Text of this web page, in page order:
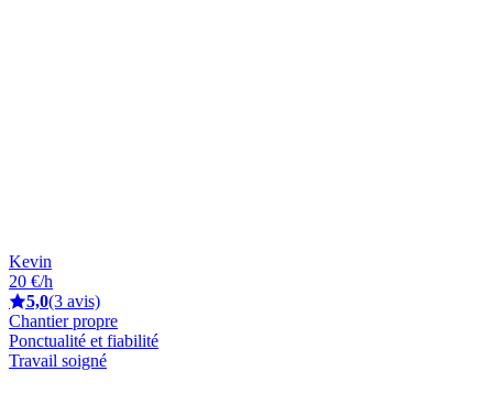
Kevin
20 €/h
5,0(3 avis)
Chantier propre
Ponctualité et fiabilité
Travail soigné